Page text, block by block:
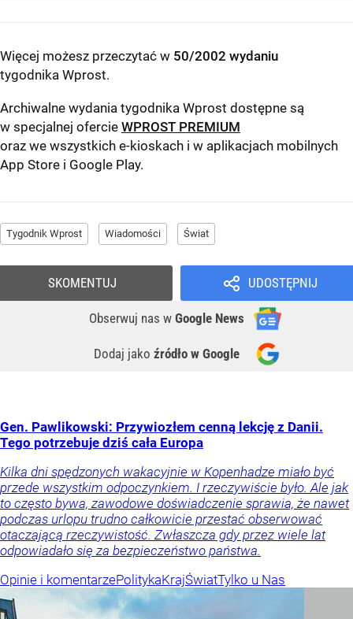
Więcej możesz przeczytać w 50/2002 wydaniu
tygodnika Wprost.
Archiwalne wydania tygodnika Wprost dostępne są
w specjalnej ofercie WPROST PREMIUM
oraz we wszystkich e-kioskach i w aplikacjach mobilnych
App Store i Google Play.
Tygodnik Wprost Wiadomości Świat
UDOSTĘPNIJ
Obserwuj nas w Google News
Dodaj jako źródło w Google
SKOMENTUJ
Gen. Pawlikowski: Przywiozłem cenną lekcję z Danii.
Tego potrzebuje dziś cała Europa
Kilka dni spędzonych wakacyjnie w Kopenhadze miało być
przede wszystkim odpoczynkiem. I rzeczywiście było. Ale jak
to często bywa, zawodowe doświadczenie sprawia, że nawet
podczas urlopu trudno całkowicie przestać obserwować
otaczającą rzeczywistość. Zwłaszcza gdy przez wiele lat
odpowiadało się za bezpieczeństwo państwa.
Opinie i komentarzePolitykaKrajŚwiatTylko u Nas